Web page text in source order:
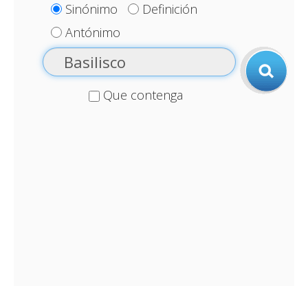
Sinónimo
Definición
Antónimo
Que contenga